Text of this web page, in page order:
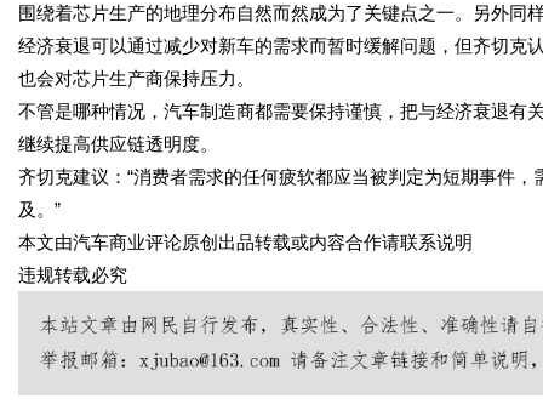
围绕着芯片生产的地理分布自然而然成为了关键点之一。另外同
经济衰退可以通过减少对新车的需求而暂时缓解问题，但齐切克
也会对芯片生产商保持压力。
不管是哪种情况，汽车制造商都需要保持谨慎，把与经济衰退有
继续提高供应链透明度。
齐切克建议：“消费者需求的任何疲软都应当被判定为短期事件
及。”
本文由汽车商业评论原创出品转载或内容合作请联系说明
违规转载必究